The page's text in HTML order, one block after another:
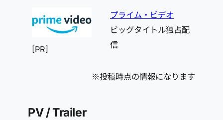
[PR]
プライム・ビデオ
ビッグタイトル独占配
信
※投稿時点の情報になります
PV / Trailer